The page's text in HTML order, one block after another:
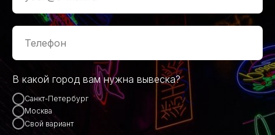
В какой город вам нужна вывеска?
Санкт-Петербург
Москва
Свой вариант